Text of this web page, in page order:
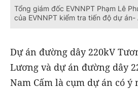
Tổng giám đốc EVNNPT Phạm Lê
của EVNNPT kiểm tra tiến độ dự án-
Dự án đường dây 220kV
Lương và dự án đường dây
Nam Cấm là cụm dự án có ý